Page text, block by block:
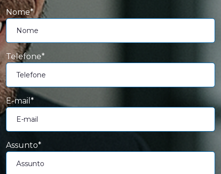
Nome*
Telefone*
E-mail*
Assunto*